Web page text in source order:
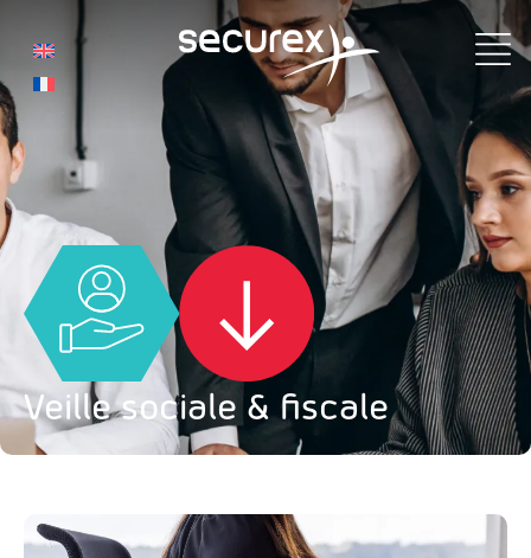
Veille sociale et fiscale
Veille sociale & fiscale